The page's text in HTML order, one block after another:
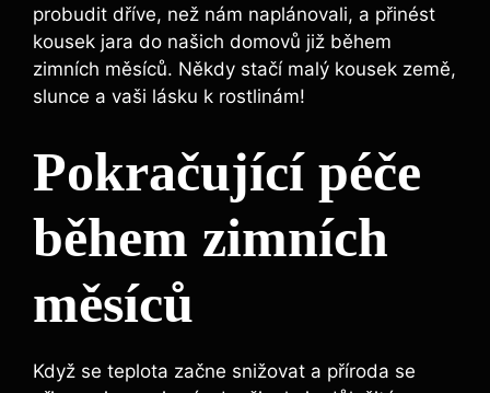
probudit dříve, než nám naplánovali, a přinést
kousek jara do našich domovů již během
zimních měsíců. Někdy stačí malý kousek země,
slunce a vaši lásku k rostlinám!
Pokračující péče
během zimních
měsíců
Když se teplota začne snižovat a příroda se